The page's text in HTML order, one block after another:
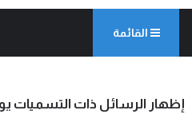
القائمة
‏إظهار الرسائل ذات التسميات